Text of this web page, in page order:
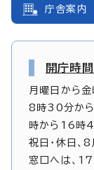
庁舎案内
開庁時間
月曜日から金
8時30分から
時から16時
祝日・休日
窓口へは、